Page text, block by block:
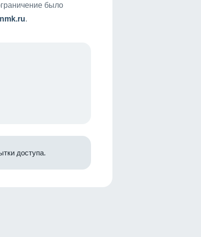
было
.
доступа.